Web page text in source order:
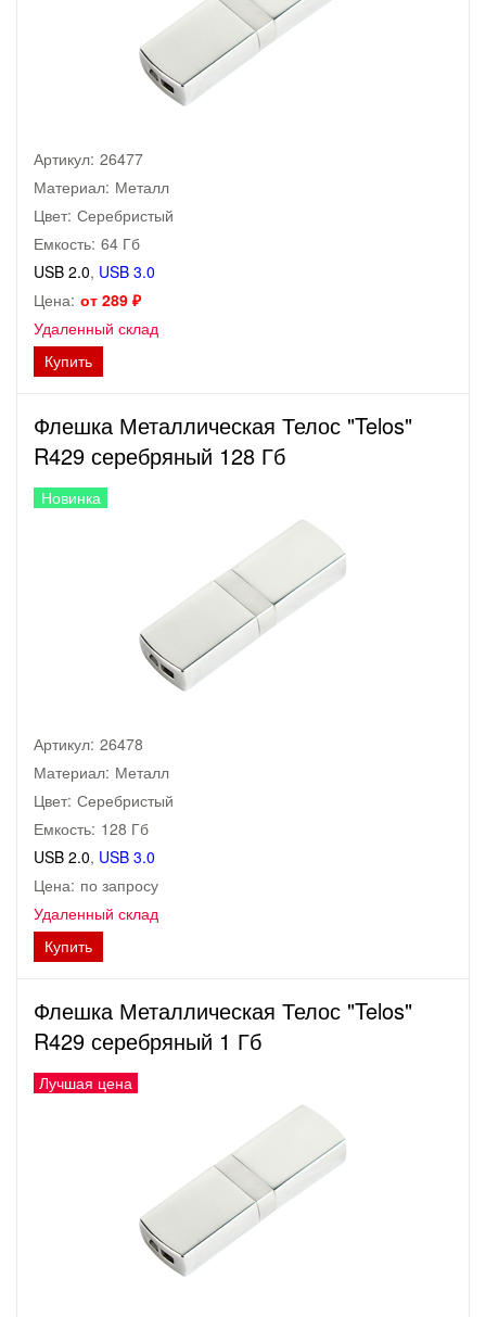
Артикул: 26477
Материал: Металл
Цвет: Серебристый
Емкость: 64 Гб
USB 2.0, USB 3.0
Цена: от 289 ₽
Удаленный склад
Купить
Флешка Металлическая Телос "Telos"
R429 серебряный 128 Гб
Новинка
Артикул: 26478
Материал: Металл
Цвет: Серебристый
Емкость: 128 Гб
USB 2.0, USB 3.0
Цена: по запросу
Удаленный склад
Купить
Флешка Металлическая Телос "Telos"
R429 серебряный 1 Гб
Лучшая цена